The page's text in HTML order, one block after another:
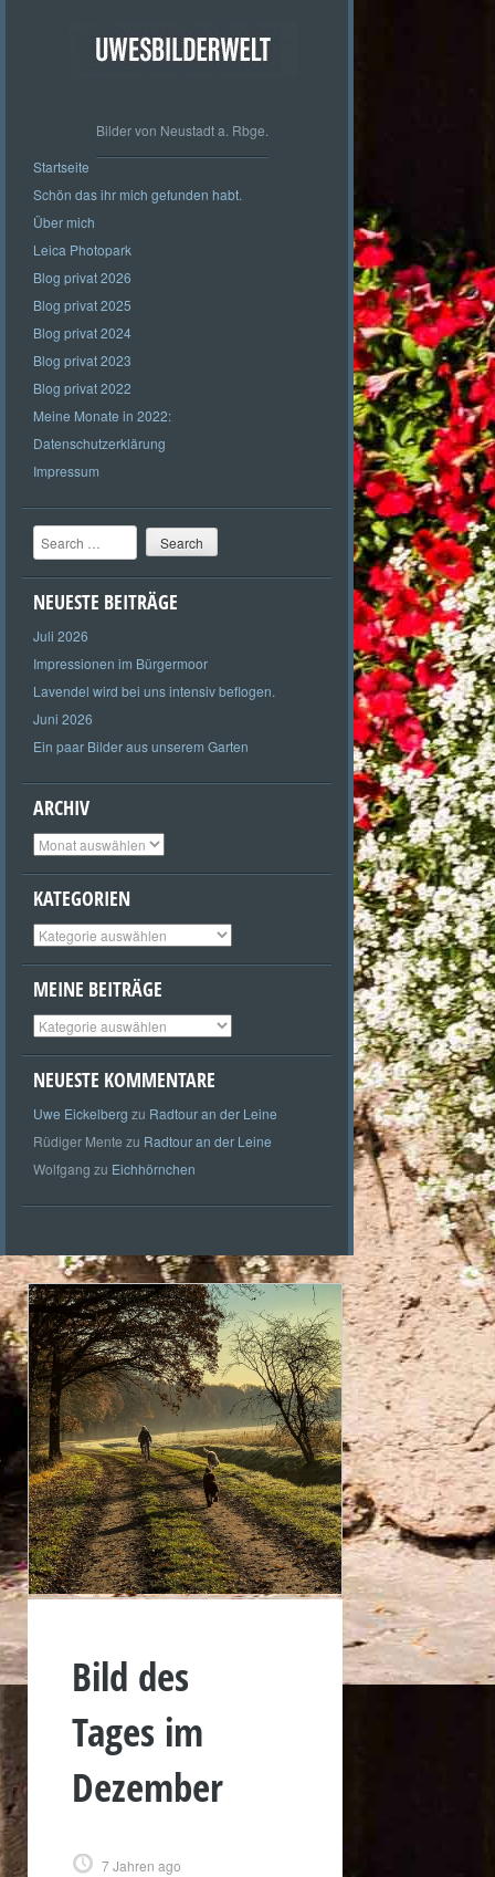
Bilder von Neustadt a. Rbge.
Startseite
Schön das ihr mich gefunden habt.
Über mich
Leica Photopark
Blog privat 2026
Blog privat 2025
Blog privat 2024
Blog privat 2023
Blog privat 2022
Meine Monate in 2022:
Datenschutzerklärung
Impressum
Search
NEUESTE BEITRÄGE
Juli 2026
Impressionen im Bürgermoor
Lavendel wird bei uns intensiv beflogen.
Juni 2026
Ein paar Bilder aus unserem Garten
ARCHIV
Archiv
KATEGORIEN
Kategorien
MEINE BEITRÄGE
Meine
Beiträge
NEUESTE KOMMENTARE
Uwe Eickelberg zu Radtour an der Leine
Rüdiger Mente zu Radtour an der Leine
Wolfgang zu Eichhörnchen
Bild des
Tages im
Dezember
7 Jahren ago